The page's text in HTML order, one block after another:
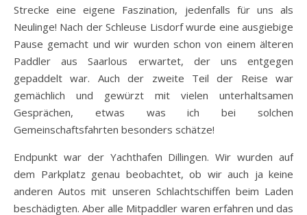
Strecke eine eigene Faszination, jedenfalls für uns als
Neulinge! Nach der Schleuse Lisdorf wurde eine ausgiebige
Pause gemacht und wir wurden schon von einem älteren
Paddler aus Saarlous erwartet, der uns entgegen
gepaddelt war. Auch der zweite Teil der Reise war
gemächlich und gewürzt mit vielen unterhaltsamen
Gesprächen, etwas was ich bei solchen
Gemeinschaftsfahrten besonders schätze!
Endpunkt war der Yachthafen Dillingen. Wir wurden auf
dem Parkplatz genau beobachtet, ob wir auch ja keine
anderen Autos mit unseren Schlachtschiffen beim Laden
beschädigten. Aber alle Mitpaddler waren erfahren und das